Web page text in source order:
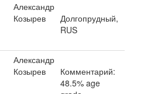
Александр
Козырев
Долгопрудный,
RUS
Александр
Козырев
Комментарий:
48.5% age